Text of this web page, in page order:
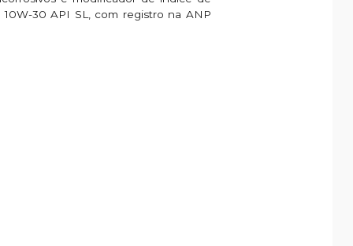
30 API SL, com registro na ANP